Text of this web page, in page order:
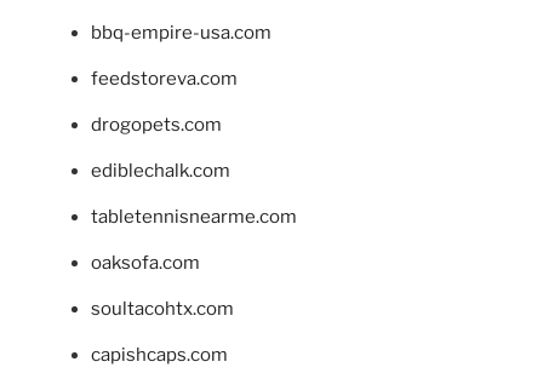
bbq-empire-usa.com
feedstoreva.com
drogopets.com
ediblechalk.com
tabletennisnearme.com
oaksofa.com
soultacohtx.com
capishcaps.com